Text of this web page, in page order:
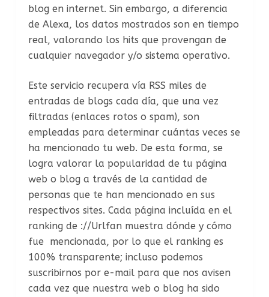
blog en internet. Sin embargo, a diferencia
de Alexa, los datos mostrados son en tiempo
real, valorando los hits que provengan de
cualquier navegador y/o sistema operativo.
Este servicio recupera vía RSS miles de
entradas de blogs cada día, que una vez
filtradas (enlaces rotos o spam), son
empleadas para determinar cuántas veces se
ha mencionado tu web. De esta forma, se
logra valorar la popularidad de tu página
web o blog a través de la cantidad de
personas que te han mencionado en sus
respectivos sites. Cada página incluída en el
ranking de ://Urlfan muestra dónde y cómo
fue mencionada, por lo que el ranking es
100% transparente; incluso podemos
suscribirnos por e-mail para que nos avisen
cada vez que nuestra web o blog ha sido